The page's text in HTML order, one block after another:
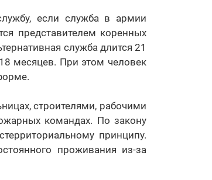
если служба в армии
представителем коренных
служба длится 21
месяцев. При этом человек
строителями, рабочими
командах. По закону
принципу.
проживания из-за